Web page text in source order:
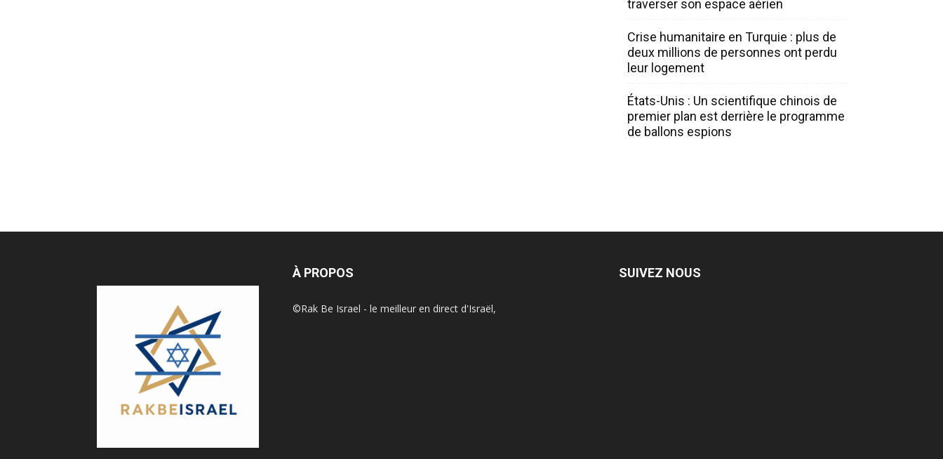
traverser son espace aérien
Crise humanitaire en Turquie : plus de
deux millions de personnes ont perdu
leur logement
États-Unis : Un scientifique chinois de
premier plan est derrière le programme
de ballons espions
À PROPOS
©Rak Be Israel - le meilleur en direct d'Israël,
SUIVEZ NOUS